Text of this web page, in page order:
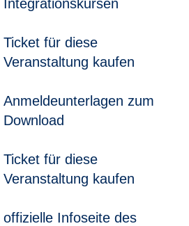
Integrationskursen
Ticket für diese
Veranstaltung kaufen
Anmeldeunterlagen zum
Download
Ticket für diese
Veranstaltung kaufen
offizielle Infoseite des